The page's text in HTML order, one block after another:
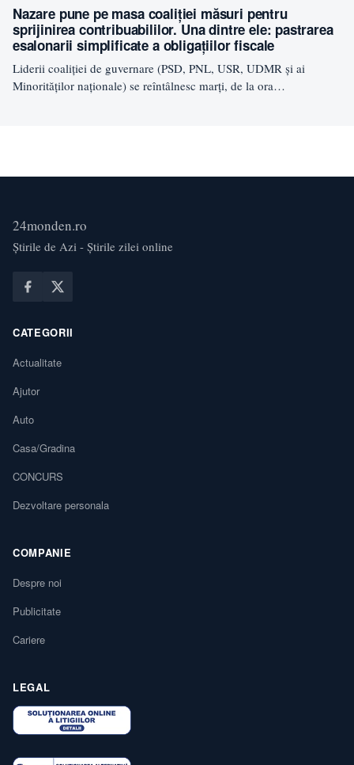
Nazare pune pe masa coaliției măsuri pentru
sprijinirea contribuabililor. Una dintre ele: pastrarea
esalonarii simplificate a obligațiilor fiscale
Liderii coaliției de guvernare (PSD, PNL, USR, UDMR și ai
Minorităților naționale) se reîntâlnesc marți, de la ora…
24monden.ro
Știrile de Azi - Știrile zilei online
CATEGORII
Actualitate
Ajutor
Auto
Casa/Gradina
CONCURS
Dezvoltare personala
COMPANIE
Despre noi
Publicitate
Cariere
LEGAL